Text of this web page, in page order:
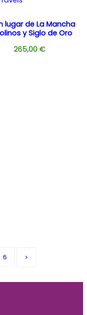
lugar de La Mancha
y Siglo de Oro
265,00€
6